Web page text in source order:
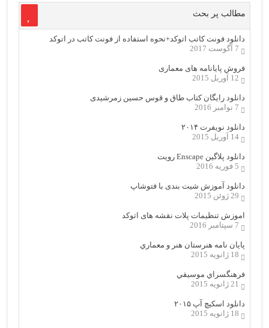
مطالب پر بحث
دانلود فونت کاتب اتوکد+نحوه استفاده از فونت کاتب در اتوکد
7 آگوست 2017
فروش پایانامه های معماری
12 آوریل 2015
دانلود رایگان کتاب طاق و قوس حسین زمرشیدی
7 نوامبر 2016
دانلود نویفرت ۲۰۱۴
14 آوریل 2015
دانلود پلاگین Enscape رویت
5 فوریه 2016
دانلود آموزش شیت بندی با فتوشاپ
29 ژوئن 2015
اموزش تنظیمات پلات نقشه های اتوکد
7 سپتامبر 2016
پایان نامه هنرستان هنر و معماري
18 ژانویه 2015
فرهنگسراي موسيقي
21 ژانویه 2015
دانلود اسکیچ آپ ۲۰۱۵
18 ژانویه 2015